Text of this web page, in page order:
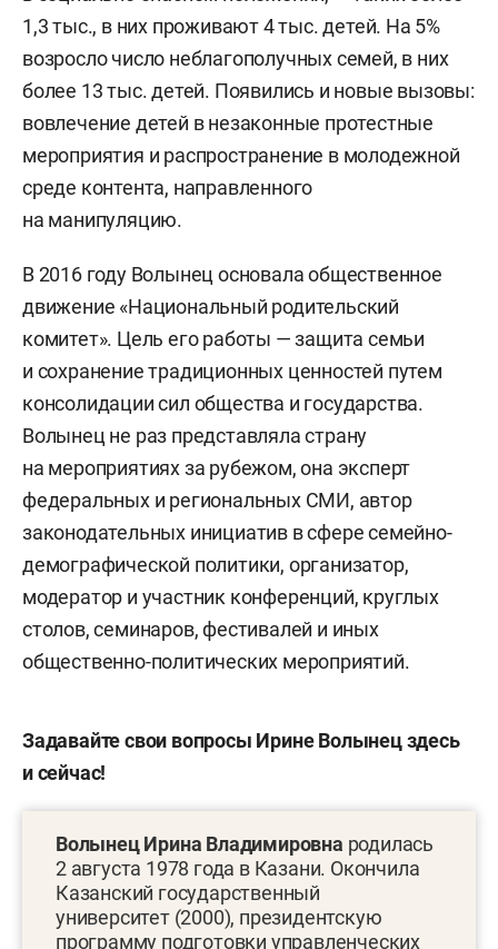
1,3 тыс., в них проживают 4 тыс. детей. На 5%
возросло число неблагополучных семей, в них
более 13 тыс. детей. Появились и новые вызовы:
вовлечение детей в незаконные протестные
мероприятия и распространение в молодежной
среде контента, направленного
на манипуляцию.
В 2016 году Волынец основала общественное
движение «Национальный родительский
комитет». Цель его работы — защита семьи
и сохранение традиционных ценностей путем
консолидации сил общества и государства.
Волынец не раз представляла страну
на мероприятиях за рубежом, она эксперт
федеральных и региональных СМИ, автор
законодательных инициатив в сфере семейно-
демографической политики, организатор,
модератор и участник конференций, круглых
столов, семинаров, фестивалей и иных
общественно-политических мероприятий.
Задавайте свои вопросы Ирине Волынец здесь
и сейчас!
Волынец Ирина Владимировна родилась
2 августа 1978 года в Казани. Окончила
Казанский государственный
университет (2000), президентскую
программу подготовки управленческих